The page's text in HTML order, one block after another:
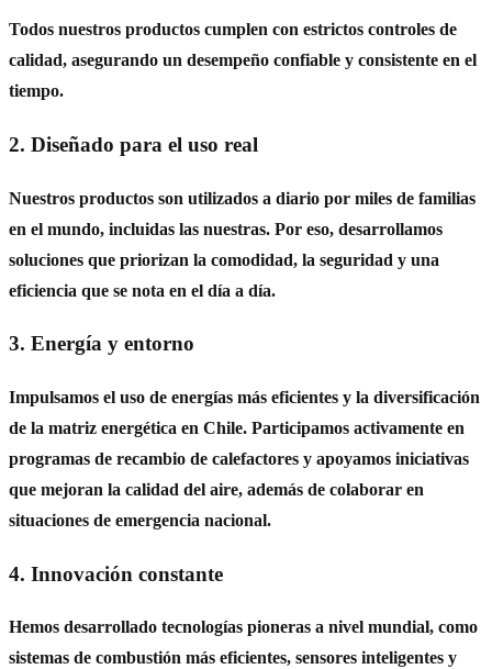
Todos nuestros productos cumplen con estrictos controles de
calidad, asegurando un desempeño confiable y consistente en el
tiempo.
2. Diseñado para el uso real
Nuestros productos son utilizados a diario por miles de familias
en el mundo, incluidas las nuestras. Por eso, desarrollamos
soluciones que priorizan la comodidad, la seguridad y una
eficiencia que se nota en el día a día.
3. Energía y entorno
Impulsamos el uso de energías más eficientes y la diversificación
de la matriz energética en Chile. Participamos activamente en
programas de recambio de calefactores y apoyamos iniciativas
que mejoran la calidad del aire, además de colaborar en
situaciones de emergencia nacional.
4. Innovación constante
Hemos desarrollado tecnologías pioneras a nivel mundial, como
sistemas de combustión más eficientes, sensores inteligentes y